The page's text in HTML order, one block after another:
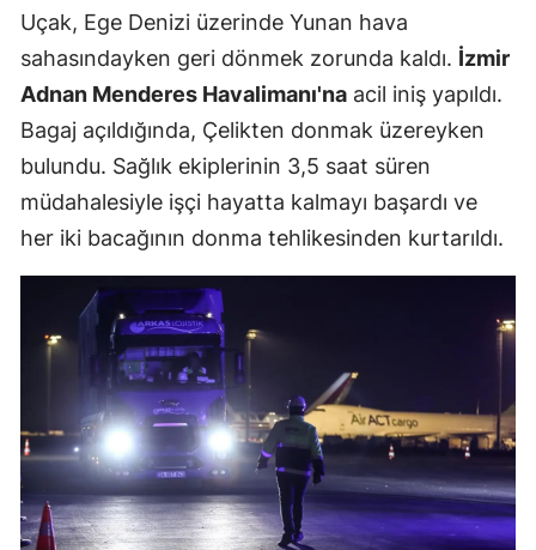
Uçak, Ege Denizi üzerinde Yunan hava
sahasındayken geri dönmek zorunda kaldı. İzmir
Adnan Menderes Havalimanı'na acil iniş yapıldı.
Bagaj açıldığında, Çelikten donmak üzereyken
bulundu. Sağlık ekiplerinin 3,5 saat süren
müdahalesiyle işçi hayatta kalmayı başardı ve
her iki bacağının donma tehlikesinden kurtarıldı.